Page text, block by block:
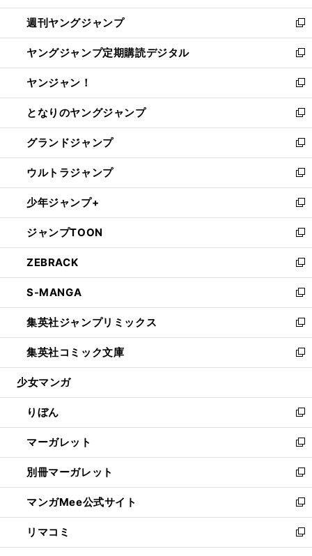
開
く
ウ
で
開
く
ン
ド
ウ
で
開
く
ウ
ィ
ン
ド
ウ
で
開
く
週刊ヤングジャンプ
新
し
い
ウ
ィ
ン
ド
ウ
で
開
く
ヤングジャンプ定期購読デジタル
新
し
い
ウ
ィ
ン
ド
ウ
で
開
く
ヤンジャン！
新
し
い
ウ
ィ
ン
ド
ウ
で
開
く
となりのヤングジャンプ
新
し
い
ウ
ィ
ン
ド
ウ
で
開
く
グランドジャンプ
新
し
い
ウ
ィ
ン
ド
ウ
で
開
く
ウルトラジャンプ
新
し
い
ウ
ィ
ン
ド
ウ
で
開
く
少年ジャンプ+
新
し
い
ウ
ィ
ン
ド
ウ
で
開
く
ジャンプTOON
新
し
い
ウ
ィ
ン
ド
ウ
で
開
ZEBRACK
新
し
い
ウ
ィ
ン
ド
ウ
開
く
S-MANGA
新
し
い
ウ
ィ
ン
ウ
で
開
く
集英社ジャンプリミックス
新
し
い
ウ
ン
ド
ウ
で
開
く
集英社コミック文庫
新
し
ウ
ィ
ン
ド
ウ
で
開
く
少女マンガ
りぼん
新
し
い
ウ
ィ
ン
ド
ウ
で
開
マーガレット
新
し
い
ウ
ィ
ン
ド
ウ
別冊マーガレット
新
し
い
ウ
ィ
ン
マンガMee公式サイト
新
し
い
ウ
リマコミ
新
し